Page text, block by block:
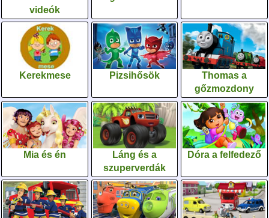
videók
Kerekmese Pizsihősök
Thomas a
gőzmozdony
Mia és én
Láng és a
szuperverdák
Dóra a felfedező